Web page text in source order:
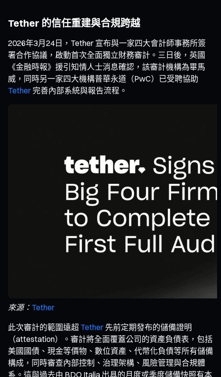
Tether 的信任重建與合規跨越
2026年3月24日，Tether 宣布與一家四大會計師事務所簽
署合作協議，啟動首次全面獨立財務審計。三日後，英國
《金融時報》援引知情人士消息確認，該審計機構為畢馬
威，同時另一家四大機構普華永道（PwC）已受聘協助
Tether完善內部系統與報告流程。
來源： Tether
此次審計的範圍遠超 Tether 先前定期發布的儲備證明
（attestation）。審計將全面覆蓋公司的資產負債表，包括
美國國債、現金等價物、數位資產、代幣化負債等所有儲備
構成，同時審查內部控制、治理架構、風險管理與合規體
系。這與過去由 BDO Italia 出具的月度或季度儲備快照有本